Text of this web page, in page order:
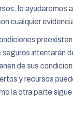
le ayudaremos
cualquier
intentarán
de sus
y recursos
la otra parte sigue